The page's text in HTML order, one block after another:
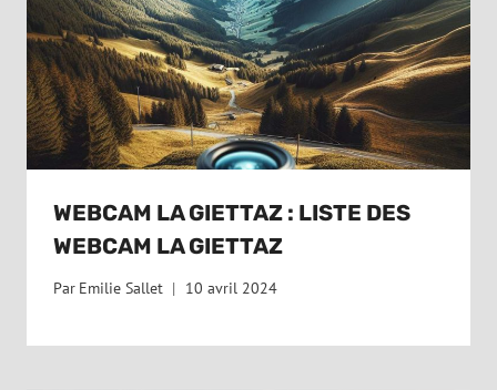
WEBCAM LA GIETTAZ : LISTE DES
WEBCAM LA GIETTAZ
Par Emilie Sallet 10 avril 2024